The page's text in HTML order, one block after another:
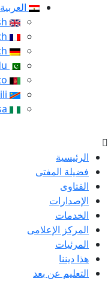
العربية
الرئيسية
فضيلة المفتى
الفتاوى
الإصدارات
الخدمات
المركز الإعلامى
المرئيات
هذا ديننا
التعليم عن بعد